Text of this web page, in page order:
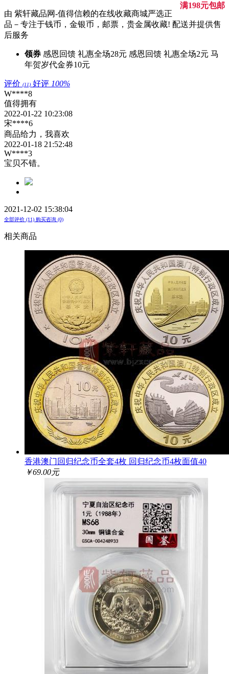
满198元包邮
由 紫轩藏品网-值得信赖的在线收藏商城严选正
品－专注于钱币，金银币，邮票，贵金属收藏! 配送并提供售
后服务
领券 感恩回馈 礼惠全场28元 感恩回馈 礼惠全场2元 马
年贺岁代金券10元
评价 (11) 好评 100%
W****8
值得拥有
2022-01-22 10:23:08
宋****6
商品给力，我喜欢
2022-01-18 21:52:48
W****3
宝贝不错。
2021-12-02 15:38:04
全部评价 (11) 购买咨询 (0)
相关商品
香港澳门回归纪念币全套4枚 回归纪念币4枚面值40
￥69.00元